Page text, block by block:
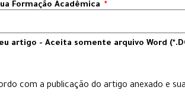
Formação Acadêmica
artigo - Aceita somente arquivo Word
com a publicação do artigo anexado e